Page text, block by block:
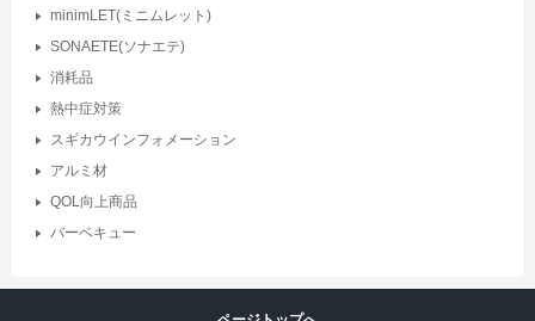
minimLET(ミニムレット)
SONAETE(ソナエテ)
消耗品
熱中症対策
スギカウインフォメーション
アルミ材
QOL向上商品
バーベキュー